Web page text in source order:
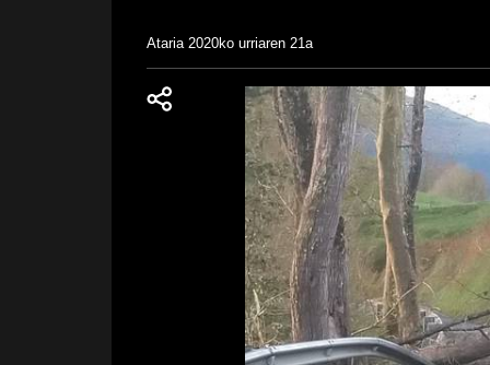
Ataria 2020ko urriaren 21a